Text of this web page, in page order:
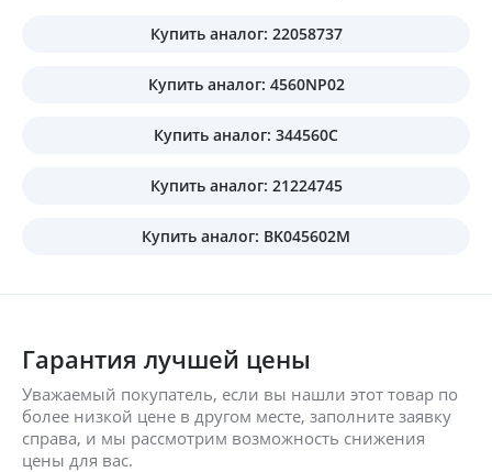
Купить аналог: 22058737
Купить аналог: 4560NP02
Купить аналог: 344560C
Купить аналог: 21224745
Купить аналог: BK045602M
Гарантия лучшей цены
Уважаемый покупатель, если вы нашли этот товар по
более низкой цене в другом месте, заполните заявку
справа, и мы рассмотрим возможность снижения
цены для вас.